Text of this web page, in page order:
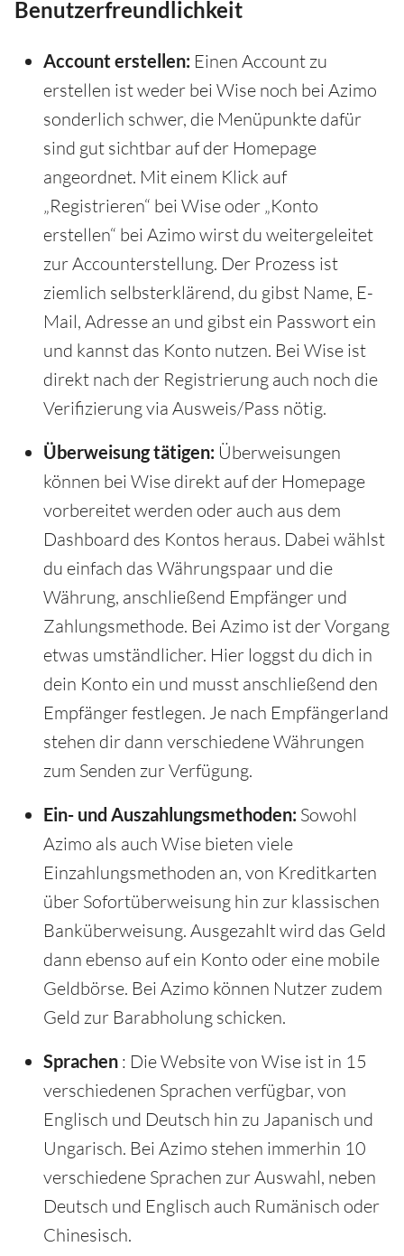
Benutzerfreundlichkeit
Account erstellen: Einen Account zu
erstellen ist weder bei Wise noch bei Azimo
sonderlich schwer, die Menüpunkte dafür
sind gut sichtbar auf der Homepage
angeordnet. Mit einem Klick auf
„Registrieren“ bei Wise oder „Konto
erstellen“ bei Azimo wirst du weitergeleitet
zur Accounterstellung. Der Prozess ist
ziemlich selbsterklärend, du gibst Name, E-
Mail, Adresse an und gibst ein Passwort ein
und kannst das Konto nutzen. Bei Wise ist
direkt nach der Registrierung auch noch die
Verifizierung via Ausweis/Pass nötig.
Überweisung tätigen: Überweisungen
können bei Wise direkt auf der Homepage
vorbereitet werden oder auch aus dem
Dashboard des Kontos heraus. Dabei wählst
du einfach das Währungspaar und die
Währung, anschließend Empfänger und
Zahlungsmethode. Bei Azimo ist der Vorgang
etwas umständlicher. Hier loggst du dich in
dein Konto ein und musst anschließend den
Empfänger festlegen. Je nach Empfängerland
stehen dir dann verschiedene Währungen
zum Senden zur Verfügung.
Ein- und Auszahlungsmethoden: Sowohl
Azimo als auch Wise bieten viele
Einzahlungsmethoden an, von Kreditkarten
über Sofortüberweisung hin zur klassischen
Banküberweisung. Ausgezahlt wird das Geld
dann ebenso auf ein Konto oder eine mobile
Geldbörse. Bei Azimo können Nutzer zudem
Geld zur Barabholung schicken.
Sprachen : Die Website von Wise ist in 15
verschiedenen Sprachen verfügbar, von
Englisch und Deutsch hin zu Japanisch und
Ungarisch. Bei Azimo stehen immerhin 10
verschiedene Sprachen zur Auswahl, neben
Deutsch und Englisch auch Rumänisch oder
Chinesisch.